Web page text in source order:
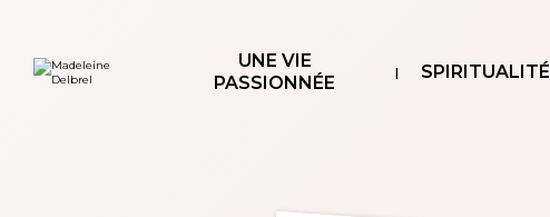
UNE VIE
PASSIONNÉE
SPIRITUALITÉ